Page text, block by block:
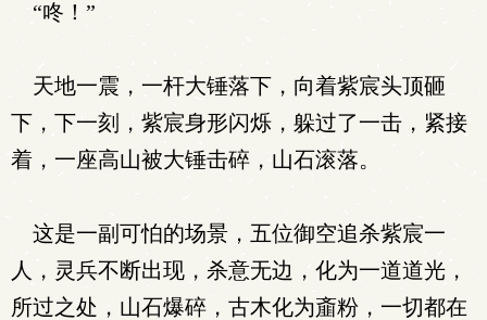
“咚！”
天地一震，一杆大锤落下，向着紫宸头顶砸
下，下一刻，紫宸身形闪烁，躲过了一击，紧接
着，一座高山被大锤击碎，山石滚落。
这是一副可怕的场景，五位御空追杀紫宸一
人，灵兵不断出现，杀意无边，化为一道道光，
所过之处，山石爆碎，古木化为齑粉，一切都在